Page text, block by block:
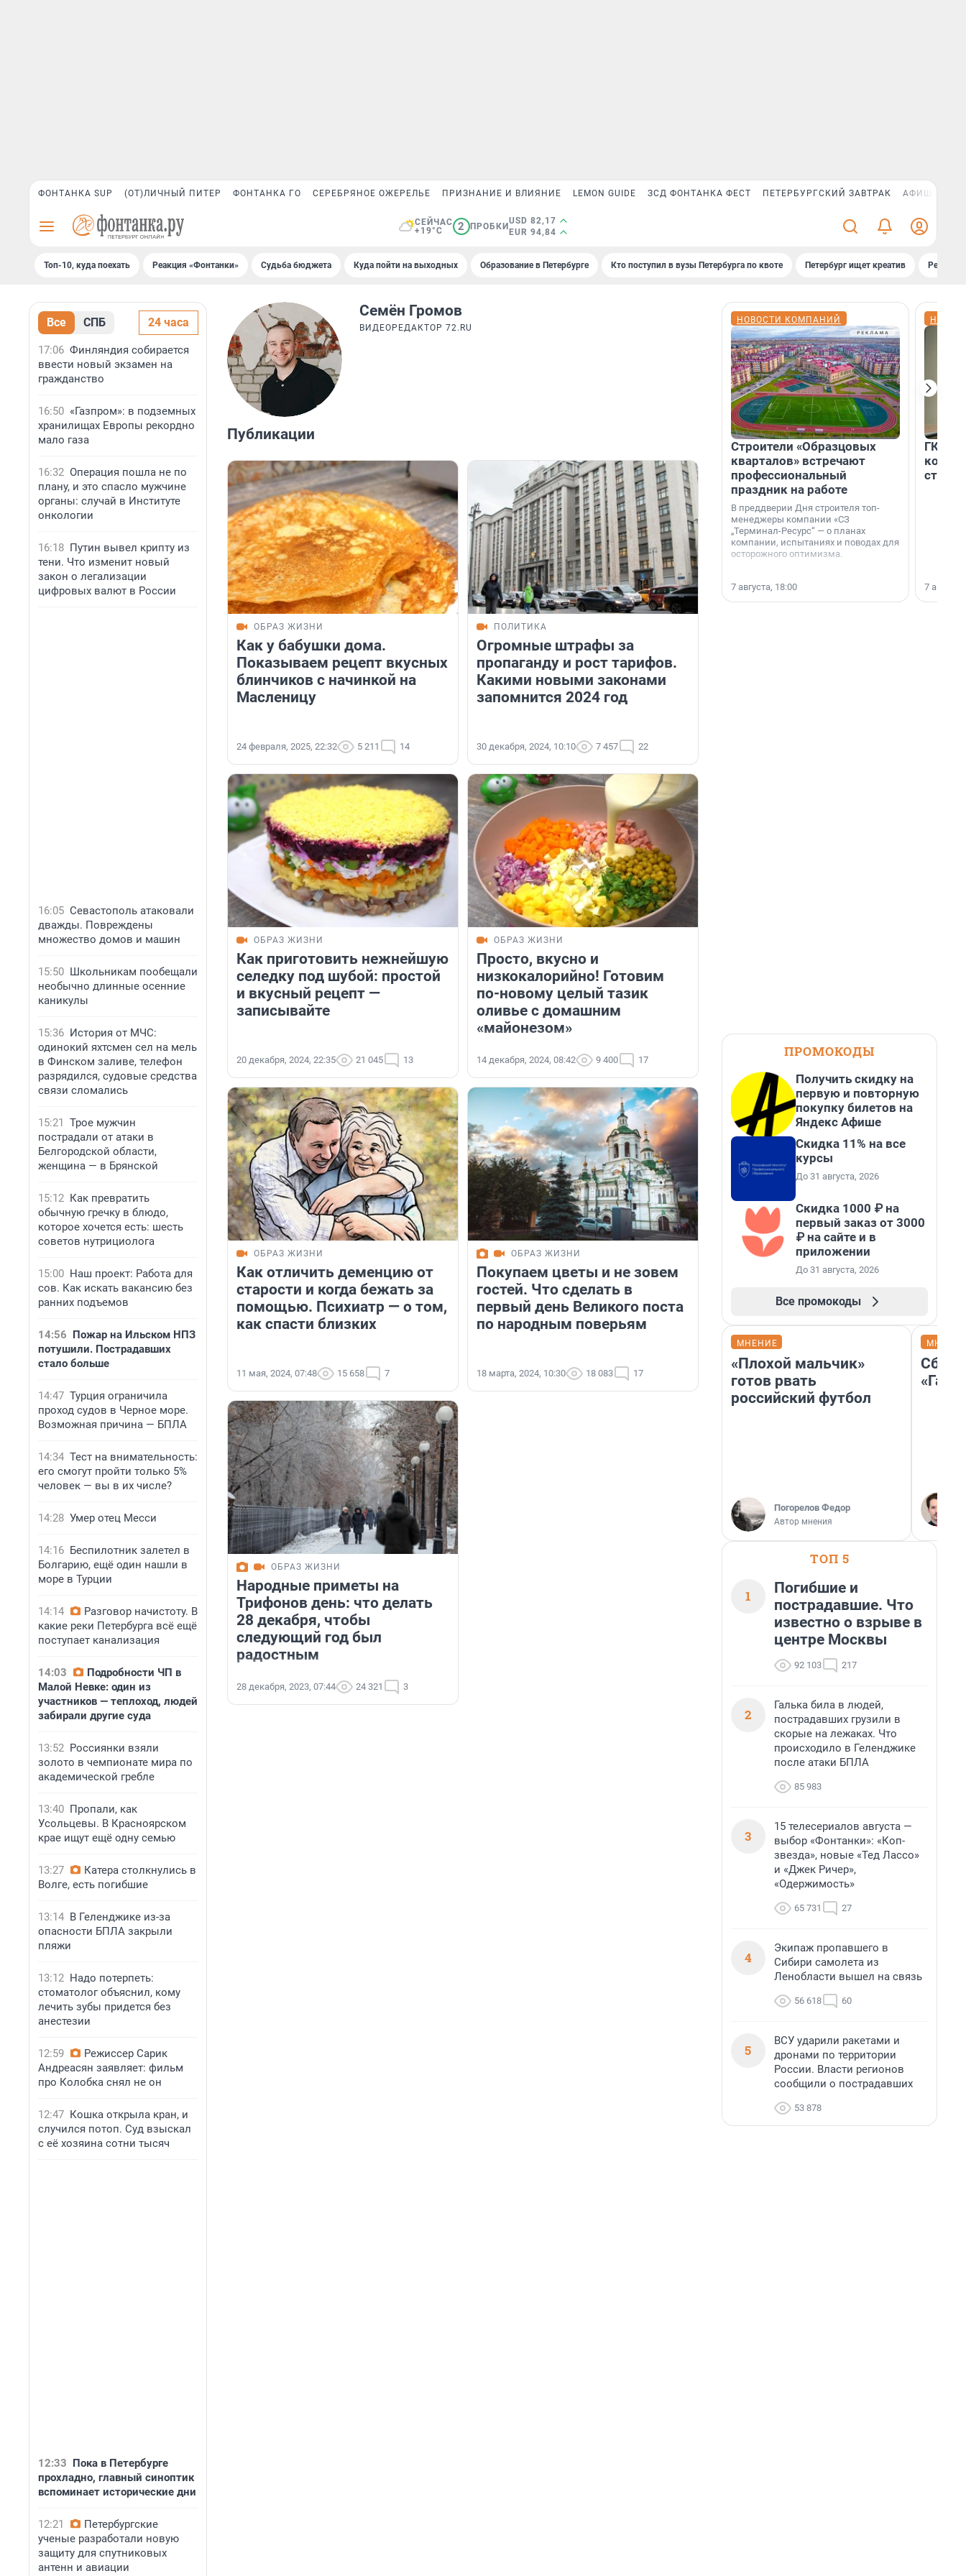
ФОНТАНКА SUP (ОТ)ЛИЧНЫЙ ПИТЕР ФОНТАНКА ГО СЕРЕБРЯНОЕ ОЖЕРЕЛЬЕ ПРИЗНАНИЕ И ВЛИЯНИЕ LEMON GUIDE ЗСД ФОНТАНКА ФЕСТ ПЕТЕРБУРГСКИЙ ЗАВТРАК АФИША PLUS
СЕЙЧАС
+19°C
2 ПРОБКИ
USD 82,17
EUR 94,84
Топ-10, куда поехать Реакция «Фонтанки» Судьба бюджета Куда пойти на выходных Образование в Петербурге Кто поступил в вузы Петербурга по квоте Петербург ищет креатив
Все СПБ 24 часа
17:06 Финляндия собирается
ввести новый экзамен на
гражданство
16:50 «Газпром»: в подземных
хранилищах Европы рекордно
мало газа
16:32 Операция пошла не по
плану, и это спасло мужчине
органы: случай в Институте
онкологии
16:18 Путин вывел крипту из
тени. Что изменит новый
закон о легализации
цифровых валют в России
16:05 Севастополь атаковали
дважды. Повреждены
множество домов и машин
15:50 Школьникам пообещали
необычно длинные осенние
каникулы
15:36 История от МЧС:
одинокий яхтсмен сел на мель
в Финском заливе, телефон
разрядился, судовые средства
связи сломались
15:21 Трое мужчин
пострадали от атаки в
Белгородской области,
женщина — в Брянской
15:12 Как превратить
обычную гречку в блюдо,
которое хочется есть: шесть
советов нутрициолога
15:00 Наш проект: Работа для
сов. Как искать вакансию без
ранних подъемов
14:56 Пожар на Ильском НПЗ
потушили. Пострадавших
стало больше
14:47 Турция ограничила
проход судов в Черное море.
Возможная причина — БПЛА
14:34 Тест на внимательность:
его смогут пройти только 5%
человек — вы в их числе?
14:28 Умер отец Месси
14:16 Беспилотник залетел в
Болгарию, ещё один нашли в
море в Турции
14:14
Разговор начистоту. В
какие реки Петербурга всё ещё
поступает канализация
14:03
Подробности ЧП в
Малой Невке: один из
участников — теплоход, людей
забирали другие суда
13:52 Россиянки взяли
золото в чемпионате мира по
академической гребле
13:40 Пропали, как
Усольцевы. В Красноярском
крае ищут ещё одну семью
13:27
Катера столкнулись в
Волге, есть погибшие
13:14 В Геленджике из-за
опасности БПЛА закрыли
пляжи
13:12 Надо потерпеть:
стоматолог объяснил, кому
лечить зубы придется без
анестезии
12:59
Режиссер Сарик
Андреасян заявляет: фильм
про Колобка снял не он
12:47 Кошка открыла кран, и
случился потоп. Суд взыскал
с её хозяина сотни тысяч
12:33 Пока в Петербурге
прохладно, главный синоптик
вспоминает исторические дни
12:21
Петербургские
ученые разработали новую
защиту для спутниковых
антенн и авиации
Семён Громов
ВИДЕОРЕДАКТОР 72.RU
Публикации
ОБРАЗ ЖИЗНИ
Как у бабушки дома.
Показываем рецепт вкусных
блинчиков с начинкой на
Масленицу
24 февраля, 2025, 22:32 5 211 14
ПОЛИТИКА
Огромные штрафы за
пропаганду и рост тарифов.
Какими новыми законами
запомнится 2024 год
30 декабря, 2024, 10:10 7 457 22
ОБРАЗ ЖИЗНИ
Как приготовить нежнейшую
селедку под шубой: простой
и вкусный рецепт —
записывайте
20 декабря, 2024, 22:35 21 045 13
ОБРАЗ ЖИЗНИ
Просто, вкусно и
низкокалорийно! Готовим
по-новому целый тазик
оливье с домашним
«майонезом»
14 декабря, 2024, 08:42 9 400 17
ОБРАЗ ЖИЗНИ
Как отличить деменцию от
старости и когда бежать за
помощью. Психиатр — о том,
как спасти близких
11 мая, 2024, 07:48 15 658 7
ОБРАЗ ЖИЗНИ
Покупаем цветы и не зовем
гостей. Что сделать в
первый день Великого поста
по народным поверьям
18 марта, 2024, 10:30 18 083 17
ОБРАЗ ЖИЗНИ
Народные приметы на
Трифонов день: что делать
28 декабря, чтобы
следующий год был
радостным
28 декабря, 2023, 07:44 24 321 3
НОВОСТИ КОМПАНИЙ
Строители «Образцовых
кварталов» встречают
профессиональный
праздник на работе
В преддверии Дня строителя топ-
менеджеры компании «СЗ
„Терминал-Ресурс“ — о планах
компании, испытаниях и поводах для
осторожного оптимизма.
7 августа, 18:00
ГК
7
ТОП 5
1
Погибшие и
пострадавшие. Что
известно о взрыве в
центре Москвы
92 103 217
2
Галька била в людей,
пострадавших грузили в
скорые на лежаках. Что
происходило в Геленджике
после атаки БПЛА
85 983
3
15 телесериалов августа —
выбор «Фонтанки»: «Коп-
звезда», новые «Тед Лассо»
и «Джек Ричер»,
«Одержимость»
65 731 27
4
Экипаж пропавшего в
Сибири самолета из
Ленобласти вышел на связь
56 618 60
5
ВСУ ударили ракетами и
дронами по территории
России. Власти регионов
сообщили о пострадавших
53 878
ПРОМОКОДЫ
Получить скидку на
первую и повторную
покупку билетов на
Яндекс Афише
Скидка 11% на все
курсы
До 31 августа, 2026
Скидка 1000 ₽ на
первый заказ от 3000
₽ на сайте и в
приложении
До 31 августа, 2026
Все промокоды
МНЕНИЕ
«Плохой мальчик»
готов рвать
российский футбол
Погорелов Федор
Автор мнения
Сбер